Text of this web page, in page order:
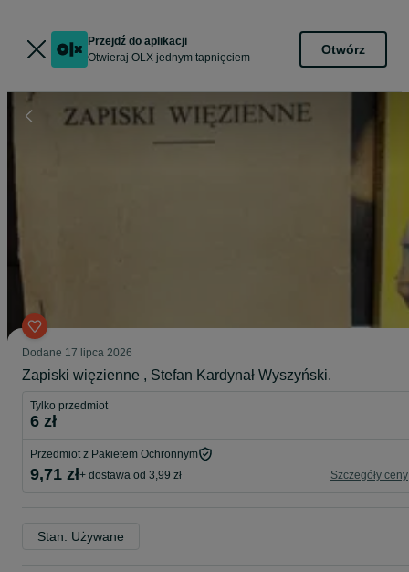
Przejdź do aplikacji
Otwieraj OLX jednym tapnięciem
Otwórz
Dodane 17 lipca 2026
Zapiski więzienne , Stefan Kardynał Wyszyński.
Tylko przedmiot
6 zł
Przedmiot z Pakietem Ochronnym
9,71 zł+ dostawa od 3,99 zł Szczegóły ceny
Stan: Używane